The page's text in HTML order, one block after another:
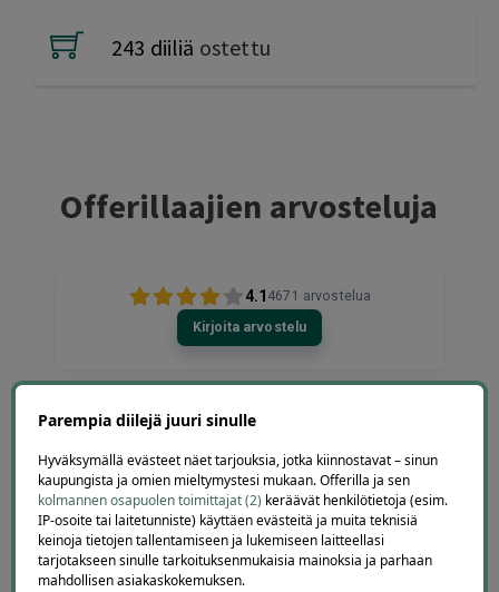
243 diiliä ostettu
Offerillaajien arvosteluja
4.1 4671 arvostelua
Kirjoita arvostelu
E
Helsinki
2 days ago
Kaikki meni ihan nappiin! Suosittelen!
Lisätty
Parempia diilejä juuri sinulle
Hyväksymällä evästeet näet tarjouksia, jotka kiinnostavat – sinun
kaupungista ja omien mieltymystesi mukaan. Offerilla ja sen
kolmannen osapuolen toimittajat (2) keräävät henkilötietoja (esim.
IP-osoite tai laitetunniste) käyttäen evästeitä ja muita teknisiä
keinoja tietojen tallentamiseen ja lukemiseen laitteellasi
tarjotakseen sinulle tarkoituksenmukaisia mainoksia ja parhaan
mahdollisen asiakaskokemuksen.